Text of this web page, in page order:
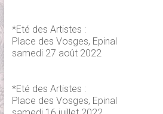
*Eté des Artistes :
Place des Vosges, Epinal
samedi 27 août 2022
*Eté des Artistes :
Place des Vosges, Epinal